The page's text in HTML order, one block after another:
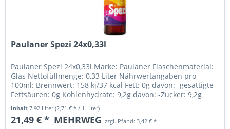
Paulaner Spezi 24x0,33l
Paulaner Spezi 24x0,33l Marke: Paulaner Flaschenmaterial:
Glas Nettofüllmenge: 0,33 Liter Nährwertangaben pro
100ml: Brennwert: 158 kj/37 kcal Fett: 0g davon: -gesättigte
Fettsäuren: 0g Kohlenhydrate: 9,2g davon: -Zucker: 9,2g
Inhalt7.92 Liter(2,71 € * / 1 Liter)
21,49 € * MEHRWEG zzgl. Pfand: 3,42 € *